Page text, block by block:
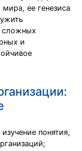
ее генезиса
сложных
и
понятия,